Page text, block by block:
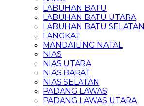
LABUHAN BATU
LABUHAN BATU UTARA
LABUHAN BATU SELATAN
LANGKAT
MANDAILING NATAL
NIAS
NIAS UTARA
NIAS BARAT
NIAS SELATAN
PADANG LAWAS
PADANG LAWAS UTARA